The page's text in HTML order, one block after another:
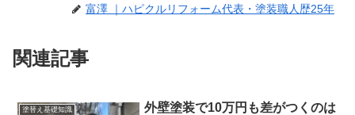
富澤 ｜ハピクルリフォーム代表・塗装職人歴25年
関連記事
塗替え基礎知識
外壁塗装で10万円も差がつくのは